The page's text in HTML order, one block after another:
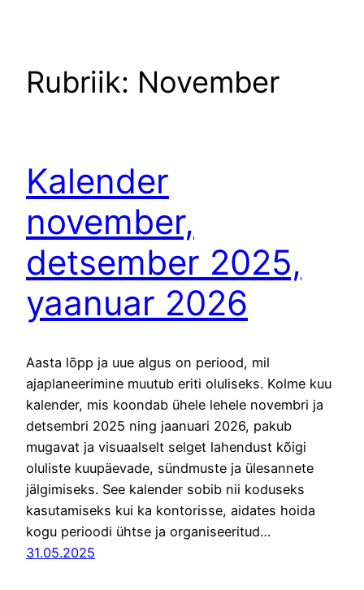
Rubriik: November
Kalender
november,
detsember 2025,
yaanuar 2026
Aasta lõpp ja uue algus on periood, mil
ajaplaneerimine muutub eriti oluliseks. Kolme kuu
kalender, mis koondab ühele lehele novembri ja
detsembri 2025 ning jaanuari 2026, pakub
mugavat ja visuaalselt selget lahendust kõigi
oluliste kuupäevade, sündmuste ja ülesannete
jälgimiseks. See kalender sobib nii koduseks
kasutamiseks kui ka kontorisse, aidates hoida
kogu perioodi ühtse ja organiseeritud…
31.05.2025